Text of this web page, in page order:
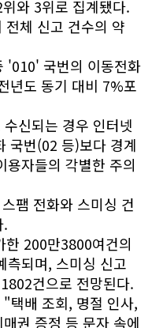
와 3위로 집계됐다.
체 신고 건수의 약
'010' 국번의 이동전화
년도 동기 대비 7%포
신되는 경우 인터넷
국번(02 등)보다 경계
용자들의 각별한 주의
팸 전화와 스미싱 건
.
200만3800여건의
측되며, 스미싱 신고
건으로 전망된다.
택배 조회, 명절 인사,
매권 증정 등 문자 속에